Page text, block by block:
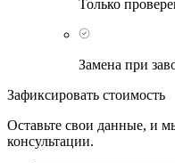
Только
Замена при
Зафиксировать стоимость
Оставьте свои данные, и
консультации.